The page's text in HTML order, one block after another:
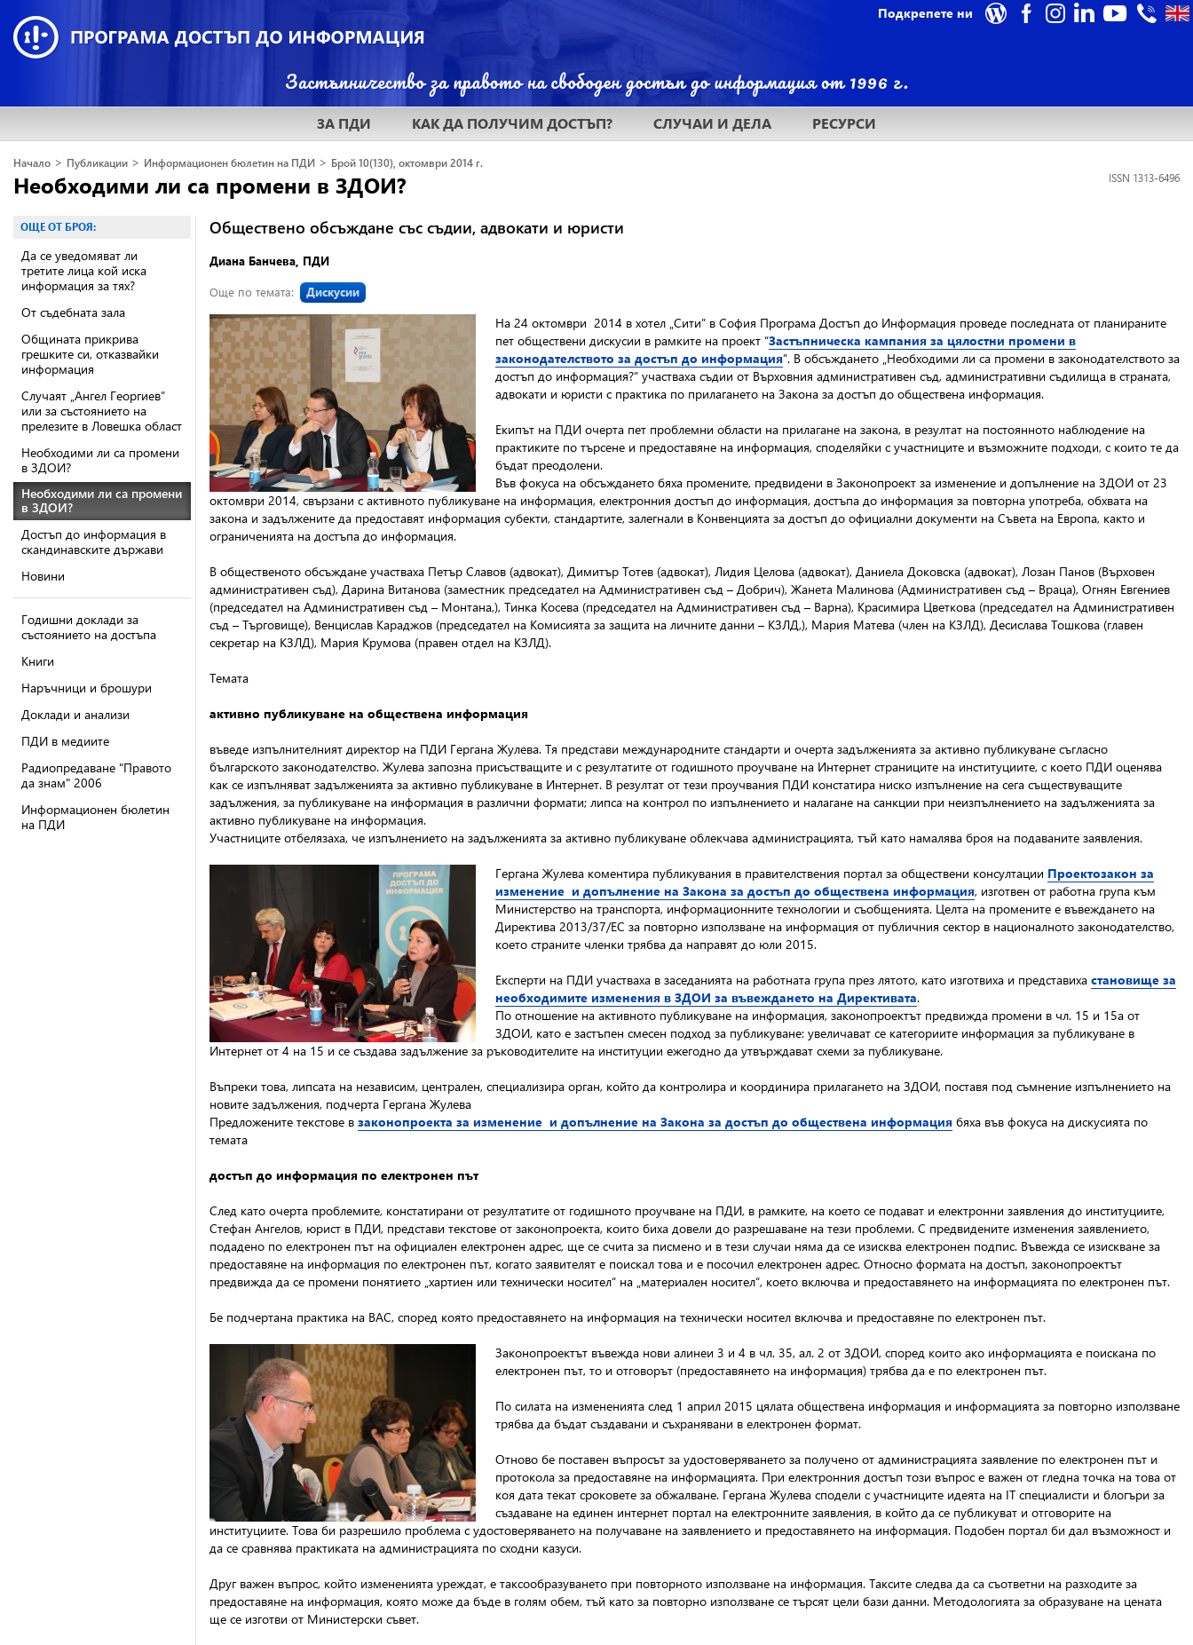
Подкрепете ни
ЗА ПДИ КАК ДА ПОЛУЧИМ ДОСТЪП? СЛУЧАИ И ДЕЛА РЕСУРСИ
Начало > Публикации > Информационен бюлетин на ПДИ > Брой 10(130), октомври 2014 г.
ISSN 1313-6496
Необходими ли са промени в ЗДОИ?
ОЩЕ ОТ БРОЯ:
Да се уведомяват ли
третите лица кой иска
информация за тях?
От съдебната зала
Общината прикрива
грешките си, отказвайки
информация
Случаят „Ангел Георгиев”
или за състоянието на
прелезите в Ловешка област
Необходими ли са промени
в ЗДОИ?
Необходими ли са промени
в ЗДОИ?
Достъп до информация в
скандинавските държави
Новини
Годишни доклади за
състоянието на достъпа
Книги
Наръчници и брошури
Доклади и анализи
ПДИ в медиите
Радиопредаване "Правото
да знам" 2006
Информационен бюлетин
на ПДИ
Общeствено обсъждане със съдии, адвокати и юристи
Диана Банчева, ПДИ
Още по темата: Дискусии
На 24 октомври 2014 в хотел „Сити” в София Програма Достъп до Информация проведе последната от планираните
пет обществени дискусии в рамките на проект “Застъпническа кампания за цялостни промени в
законодателството за достъп до информация”. В обсъждането „Необходими ли са промени в законодателството за
достъп до информация?” участваха съдии от Върховния административен съд, административни съдилища в страната,
адвокати и юристи с практика по прилагането на Закона за достъп до обществена информация.
Екипът на ПДИ очерта пет проблемни области на прилагане на закона, в резултат на постоянното наблюдение на
практиките по търсене и предоставяне на информация, споделяйки с участниците и възможните подходи, с които те да
бъдат преодолени.
Във фокуса на обсъждането бяха промените, предвидени в Законопроект за изменение и допълнение на ЗДОИ от 23
октомври 2014, свързани с активното публикуване на информация, електронния достъп до информация, достъпа до информация за повторна употреба, обхвата на
закона и задължените да предоставят информация субекти, стандартите, залегнали в Конвенцията за достъп до официални документи на Съвета на Европа, както и
ограниченията на достъпа до информация.
В общественото обсъждане участваха Петър Славов (адвокат), Димитър Тотев (адвокат), Лидия Целова (адвокат), Даниела Доковска (адвокат), Лозан Панов (Върховен
административен съд), Дарина Витанова (заместник председател на Административен съд – Добрич), Жанета Малинова (Административен съд – Враца), Огнян Евгениев
(председател на Административен съд – Монтана,), Тинка Косева (председател на Административен съд – Варна), Красимира Цветкова (председател на Административен
съд – Търговище), Венцислав Караджов (председател на Комисията за защита на личните данни – КЗЛД,), Мария Матева (член на КЗЛД), Десислава Тошкова (главен
секретар на КЗЛД), Мария Крумова (правен отдел на КЗЛД).
Темата
активно публикуване на обществена информация
въведе изпълнителният директор на ПДИ Гергана Жулева. Тя представи международните стандарти и очерта задълженията за активно публикуване съгласно
българското законодателство. Жулева запозна присъстващите и с резултатите от годишното проучване на Интернет страниците на институциите, с което ПДИ оценява
как се изпълняват задълженията за активно публикуване в Интернет. В резултат от тези проучвания ПДИ констатира ниско изпълнение на сега съществуващите
задължения, за публикуване на информация в различни формати; липса на контрол по изпълнението и налагане на санкции при неизпълнението на задълженията за
активно публикуване на информация.
Участниците отбелязаха, че изпълнението на задълженията за активно публикуване облекчава администрацията, тъй като намалява броя на подаваните заявления.
Гергана Жулева коментира публикувания в правителствения портал за обществени консултации Проектозакон за
изменение и допълнение на Закона за достъп до обществена информация, изготвен от работна група към
Министерство на транспорта, информационните технологии и съобщенията. Целта на промените е въвеждането на
Директива 2013/37/ЕС за повторно използване на информация от публичния сектор в националното законодателство,
което страните членки трябва да направят до юли 2015.
Експерти на ПДИ участваха в заседанията на работната група през лятото, като изготвиха и представиха становище за
необходимите изменения в ЗДОИ за въвеждането на Директивата.
По отношение на активното публикуване на информация, законопроектът предвижда промени в чл. 15 и 15а от
ЗДОИ, като е застъпен смесен подход за публикуване: увеличават се категориите информация за публикуване в
Интернет от 4 на 15 и се създава задължение за ръководителите на институции ежегодно да утвърждават схеми за публикуване.
Въпреки това, липсата на независим, централен, специализира орган, който да контролира и координира прилагането на ЗДОИ, поставя под съмнение изпълнението на
новите задължения, подчерта Гергана Жулева
Предложените текстове в законопроекта за изменение и допълнение на Закона за достъп до обществена информация бяха във фокуса на дискусията по
темата
достъп до информация по електронен път
След като очерта проблемите, констатирани от резултатите от годишното проучване на ПДИ, в рамките, на което се подават и електронни заявления до институциите,
Стефан Ангелов, юрист в ПДИ, представи текстове от законопроекта, които биха довели до разрешаване на тези проблеми. С предвидените изменения заявлението,
подадено по електронен път на официален електронен адрес, ще се счита за писмено и в тези случаи няма да се изисква електронен подпис. Въвежда се изискване за
предоставяне на информация по електронен път, когато заявителят е поискал това и е посочил електронен адрес. Относно формата на достъп, законопроектът
предвижда да се промени понятието „хартиен или технически носител“ на „материален носител“, което включва и предоставянето на информацията по електронен път.
Бе подчертана практика на ВАС, според която предоставянето на информация на технически носител включва и предоставяне по електронен път.
Законопроектът въвежда нови алинеи 3 и 4 в чл. 35, ал. 2 от ЗДОИ, според които ако информацията е поискана по
електронен път, то и отговорът (предоставянето на информация) трябва да е по електронен път.
По силата на измененията след 1 април 2015 цялата обществена информация и информацията за повторно използване
трябва да бъдат създавани и съхранявани в електронен формат.
Отново бе поставен въпросът за удостоверяването за получено от администрацията заявление по електронен път и
протокола за предоставяне на информацията. При електронния достъп този въпрос е важен от гледна точка на това от
коя дата текат сроковете за обжалване. Гергана Жулева сподели с участниците идеята на IT специалисти и блогъри за
създаване на единен интернет портал на електронните заявления, в който да се публикуват и отговорите на
институциите. Това би разрешило проблема с удостоверяването на получаване на заявлението и предоставянето на информация. Подобен портал би дал възможност и
да се сравнява практиката на администрацията по сходни казуси.
Друг важен въпрос, който измененията уреждат, е таксообразуването при повторното използване на информация. Таксите следва да са съответни на разходите за
предоставяне на информация, която може да бъде в голям обем, тъй като за повторно използване се търсят цели бази данни. Методологията за образуване на цената
ще се изготви от Министерски съвет.